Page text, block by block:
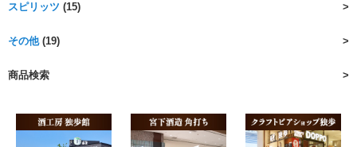
スピリッツ (15)
その他(19)
商品検索